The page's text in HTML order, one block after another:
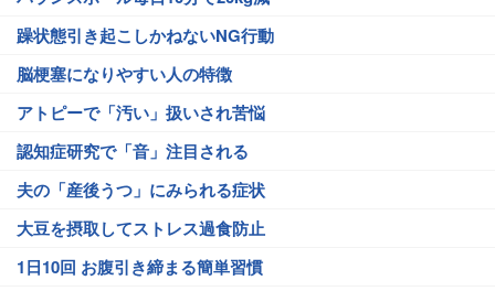
躁状態引き起こしかねないNG行動
脳梗塞になりやすい人の特徴
アトピーで「汚い」扱いされ苦悩
認知症研究で「音」注目される
夫の「産後うつ」にみられる症状
大豆を摂取してストレス過食防止
1日10回 お腹引き締まる簡単習慣